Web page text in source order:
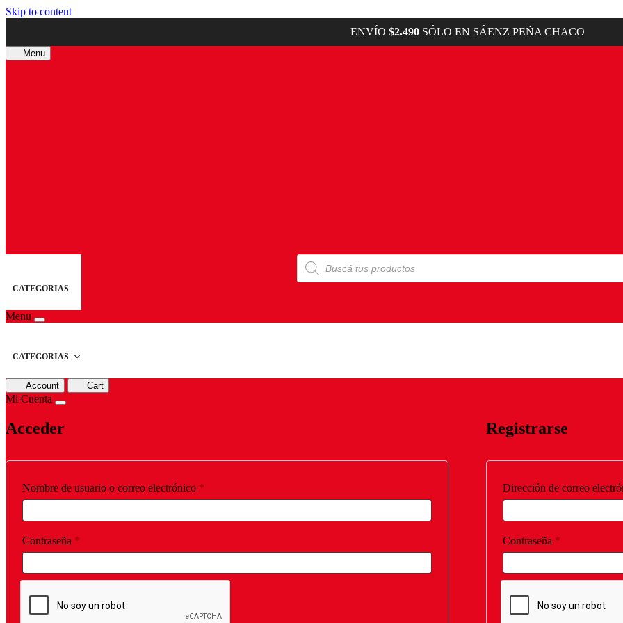
Skip to content
ENVÍO $2.490 SÓLO EN SÁENZ PEÑA CHACO
Menu
CATEGORIAS
Búsqueda
de
productos
Menu
CATEGORIAS
Account Cart
Mi Cuenta
Acceder
Nombre de usuario o correo electrónico *
Contraseña *
Registrarse
Dirección de correo
Contraseña *Obligatorio